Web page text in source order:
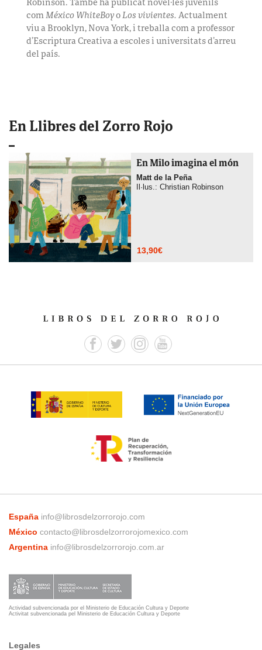
Robinson. També ha publicat novel·les juvenils
comMéxico WhiteBoyoLos vivientes. Actualment
viu a Brooklyn, Nova York, i treballa com a professor
d’Escriptura Creativa a escoles i universitats d’arreu
del país.
En Llibres del Zorro Rojo
En Milo imagina el món
Matt de la Peña
Il·lus.: Christian Robinson
13,90€
España info@librosdelzorrorojo.com
México contacto@librosdelzorrorojomexico.com
Argentina info@librosdelzorrorojo.com.ar
Actividad subvencionada por el Ministerio de Educación Cultura y Deporte
Activitat subvencionada pel Ministerio de Educación Cultura y Deporte
Legales